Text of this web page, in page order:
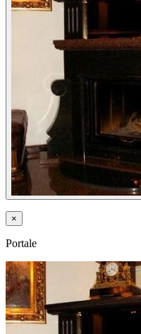
×
Portale